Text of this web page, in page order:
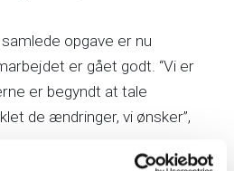
opgave er nu
er gået godt. “Vi er
er begyndt at tale
de ændringer, vi ønsker”,